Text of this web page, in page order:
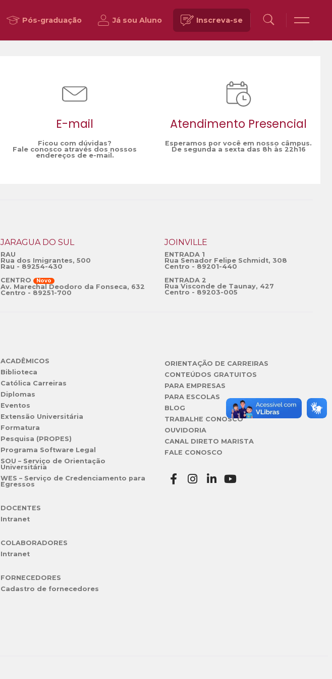
Pós-graduação Já sou Aluno Inscreva-se
E-mail
Ficou com dúvidas?
Fale conosco através dos nossos
endereços de e-mail.
Atendimento Presencial
Esperamos por você em nosso câmpus.
De segunda a sexta das 8h às 22h16
JARAGUÁ DO SUL
RAU
Rua dos Imigrantes, 500
Rau - 89254-430
CENTRO
Novo
Av. Marechal Deodoro da Fonseca, 632
Centro - 89251-700
JOINVILLE
ENTRADA 1
Rua Senador Felipe Schmidt, 308
Centro - 89201-440
ENTRADA 2
Rua Visconde de Taunay, 427
Centro - 89203-005
ACADÊMICOS
Biblioteca
Católica Carreiras
Diplomas
Eventos
Extensão Universitária
Formatura
Pesquisa (PROPES)
Programa Software Legal
SOU – Serviço de Orientação
Universitária
WES – Serviço de Credenciamento para
Egressos
DOCENTES
Intranet
COLABORADORES
Intranet
FORNECEDORES
Cadastro de fornecedores
ORIENTAÇÃO DE CARREIRAS
CONTEÚDOS GRATUITOS
PARA EMPRESAS
PARA ESCOLAS
BLOG
TRABALHE CONOSCO
OUVIDORIA
CANAL DIRETO MARISTA
FALE CONOSCO